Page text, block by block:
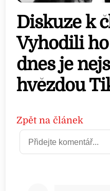
Diskuze k
Vyhodili ho
dnes je
hvězdou
Zpět na článek